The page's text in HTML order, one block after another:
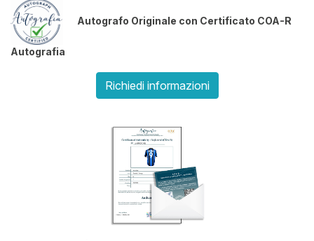
Autografo Originale con Certificato COA-R
Autografia
Richiedi informazioni